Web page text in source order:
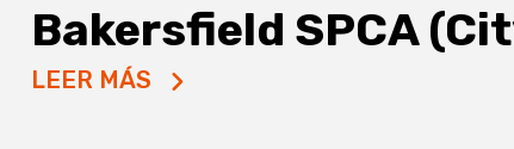
Bakersfield SPCA
LEER MÁS